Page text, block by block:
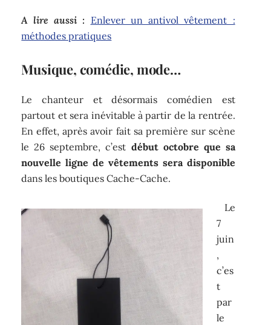
A lire aussi : Enlever un antivol vêtement :
méthodes pratiques
Musique, comédie, mode…
Le chanteur et désormais comédien est
partout et sera inévitable à partir de la rentrée.
En effet, après avoir fait sa première sur scène
le 26 septembre, c’est début octobre que sa
nouvelle ligne de vêtements sera disponible
dans les boutiques Cache-Cache.
Le
7
juin
,
c’es
t
par
le